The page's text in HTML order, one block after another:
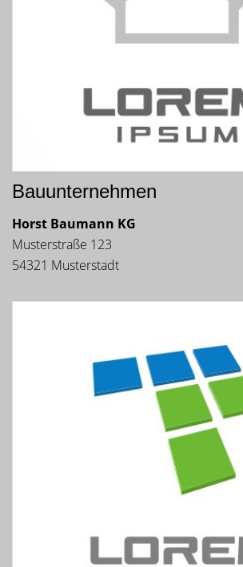
Bauunternehmen
Horst Baumann KG
Musterstraße 123
54321 Musterstadt